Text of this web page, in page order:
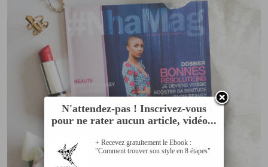
N'attendez-pas ! Inscrivez-vous
pour ne rater aucun article, vidéo...
+ Recevez gratuitement le Ebook :
"Comment trouver son style en 8 étapes"